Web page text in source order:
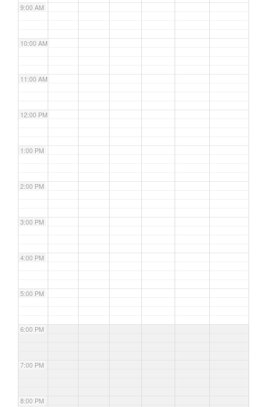
9:00 AM
10:00 AM
11:00 AM
12:00 PM
1:00 PM
2:00 PM
3:00 PM
4:00 PM
5:00 PM
6:00 PM
7:00 PM
8:00 PM